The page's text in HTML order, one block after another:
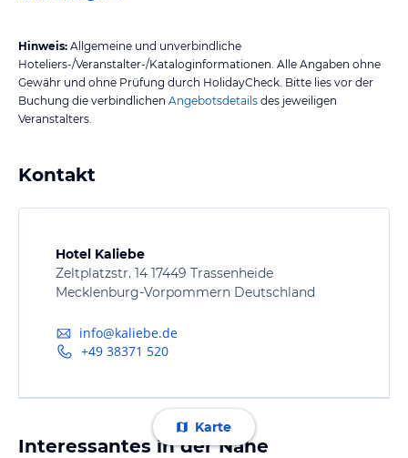
Hinweis: Allgemeine und unverbindliche
Hoteliers-/Veranstalter-/Kataloginformationen. Alle Angaben ohne
Gewähr und ohne Prüfung durch HolidayCheck. Bitte lies vor der
Buchung die verbindlichen Angebotsdetails des jeweiligen
Veranstalters.
Kontakt
Hotel Kaliebe
Zeltplatzstr. 14 17449 Trassenheide
Mecklenburg-Vorpommern Deutschland
info@kaliebe.de
+49 38371 520
Karte
Interessantes in der Nähe